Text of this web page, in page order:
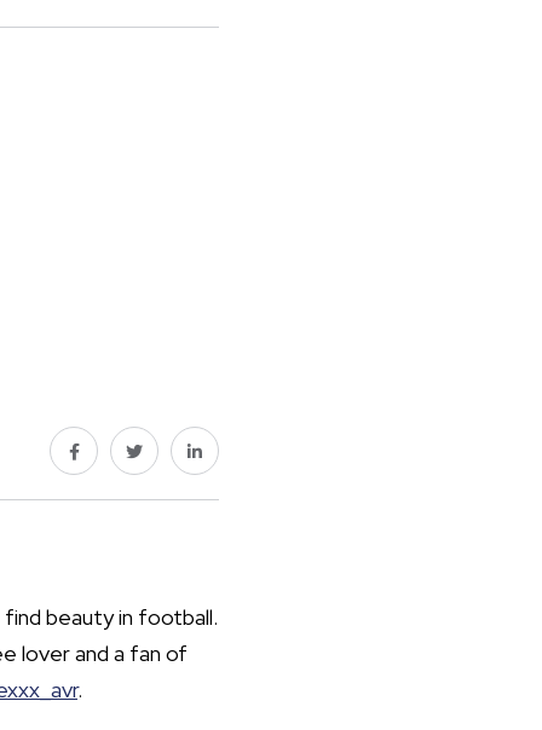
find beauty in football.
lover and a fan of
.